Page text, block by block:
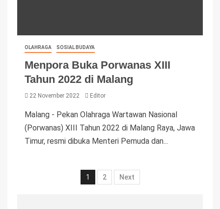
OLAHRAGA SOSIAL BUDAYA
Menpora Buka Porwanas XIII
Tahun 2022 di Malang
22 November 2022 Editor
Malang - Pekan Olahraga Wartawan Nasional
(Porwanas) XIII Tahun 2022 di Malang Raya, Jawa
Timur, resmi dibuka Menteri Pemuda dan...
1 2 Next